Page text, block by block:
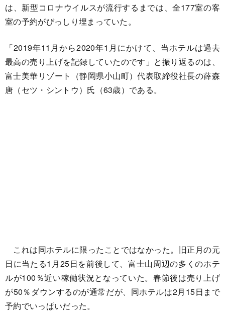
は、新型コロナウイルスが流行するまでは、全177室の客
室の予約がびっしり埋まっていた。
「2019年11月から2020年1月にかけて、当ホテルは過去
最高の売り上げを記録していたのです」と振り返るのは、
富士美華リゾート（静岡県小山町）代表取締役社長の薛森
唐（セツ・シントウ）氏（63歳）である。
これは同ホテルに限ったことではなかった。旧正月の元
日に当たる1月25日を前後して、富士山周辺の多くのホテ
ルが100％近い稼働状況となっていた。春節後は売り上げ
が50％ダウンするのが通常だが、同ホテルは2月15日まで
予約でいっぱいだった。